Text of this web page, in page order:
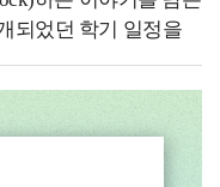
기간네 번째로 7월
기간 내에 재입학원과
여야 하며, 소정의
되었던 학기 일정을
던 모든 긴장감과
자신만을 위한
면 합니다! 최근 낮